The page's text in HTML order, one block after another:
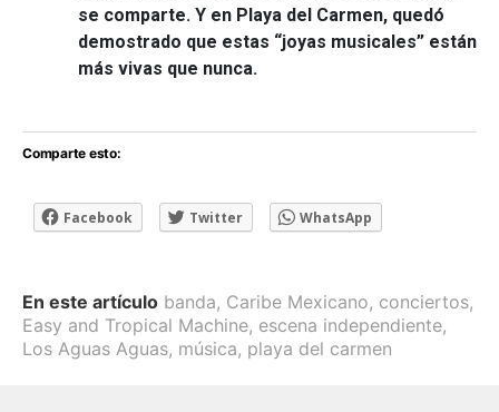
se comparte. Y en Playa del Carmen, quedó
demostrado que estas “joyas musicales” están
más vivas que nunca.
Comparte esto:
Facebook Twitter WhatsApp
En este artículo banda, Caribe Mexicano, conciertos,
Easy and Tropical Machine, escena independiente,
Los Aguas Aguas, música, playa del carmen